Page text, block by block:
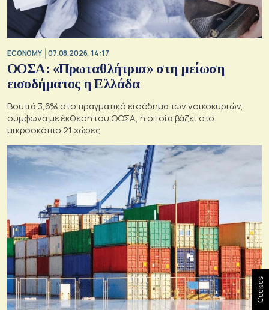
ECONOMY 07.08.2026, 14:17
ΟΟΣΑ: «Πρωταθλήτρια» στη μείωση
εισοδήματος η Ελλάδα
Βουτιά 3,6% στο πραγματικό εισόδημα των νοικοκυριών,
σύμφωνα με έκθεση του ΟΟΣΑ, η οποία βάζει στο
μικροσκόπιο 21 χώρες
Cookies